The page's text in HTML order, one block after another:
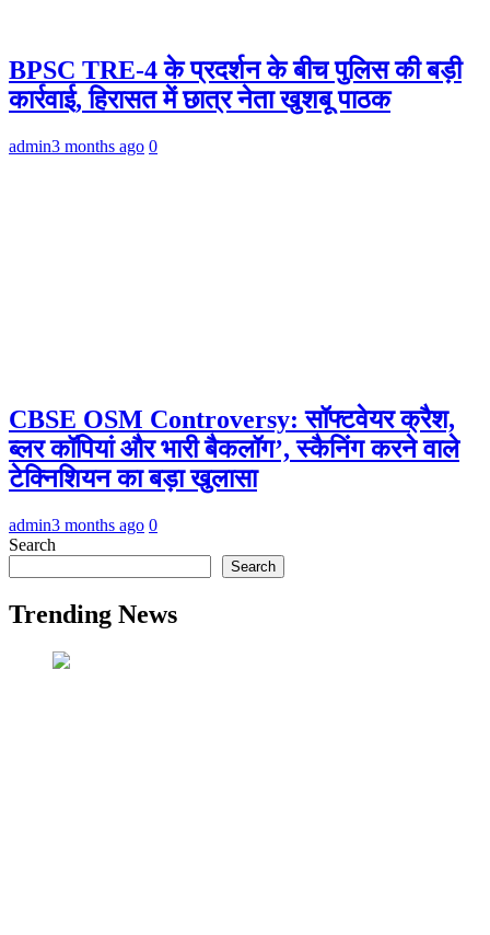
BPSC TRE-4 के प्रदर्शन के बीच पुलिस की बड़ी
कार्रवाई, हिरासत में छात्र नेता खुशबू पाठक
admin3 months ago 0
CBSE OSM Controversy: सॉफ्टवेयर क्रैश,
ब्लर कॉपियां और भारी बैकलॉग’, स्कैनिंग करने वाले
टेक्निशियन का बड़ा खुलासा
admin3 months ago 0
Search
Search
Trending News